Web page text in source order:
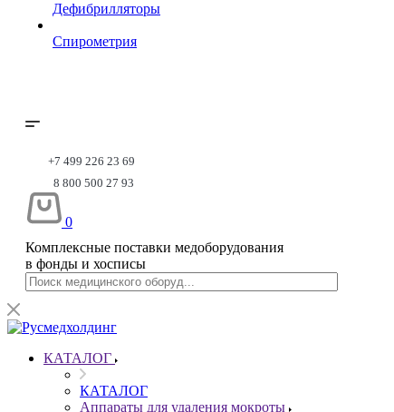
Дефибрилляторы
Спирометрия
+7 499 226 23 69
8 800 500 27 93
0
Комплексные поставки медоборудования
в фонды и хосписы
КАТАЛОГ
КАТАЛОГ
Аппараты для удаления мокроты